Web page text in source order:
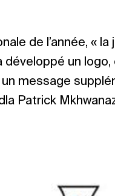
de l’année, « la
un logo,
message
Patrick